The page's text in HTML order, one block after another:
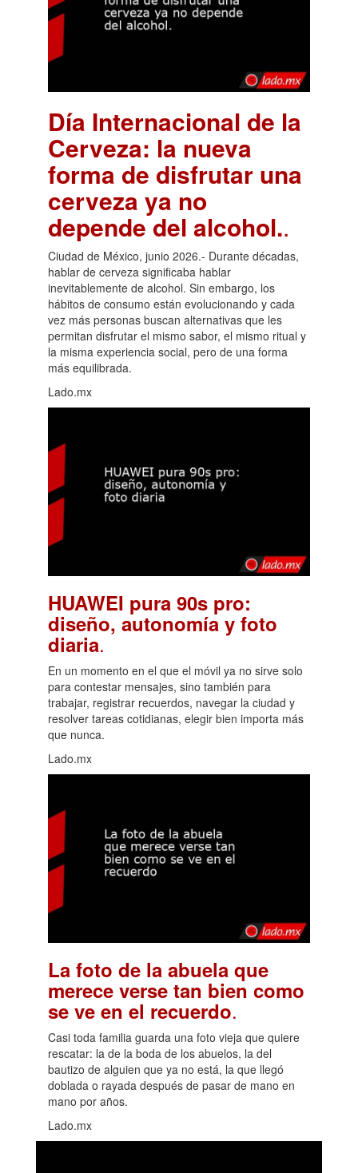
Día Internacional de la
Cerveza: la nueva
forma de disfrutar una
cerveza ya no
depende del alcohol..
Ciudad de México, junio 2026.- Durante décadas,
hablar de cerveza significaba hablar
inevitablemente de alcohol. Sin embargo, los
hábitos de consumo están evolucionando y cada
vez más personas buscan alternativas que les
permitan disfrutar el mismo sabor, el mismo ritual y
la misma experiencia social, pero de una forma
más equilibrada.
Lado.mx
HUAWEI pura 90s pro:
diseño, autonomía y foto
diaria.
En un momento en el que el móvil ya no sirve solo
para contestar mensajes, sino también para
trabajar, registrar recuerdos, navegar la ciudad y
resolver tareas cotidianas, elegir bien importa más
que nunca.
Lado.mx
La foto de la abuela que
merece verse tan bien como
se ve en el recuerdo.
Casi toda familia guarda una foto vieja que quiere
rescatar: la de la boda de los abuelos, la del
bautizo de alguien que ya no está, la que llegó
doblada o rayada después de pasar de mano en
mano por años.
Lado.mx